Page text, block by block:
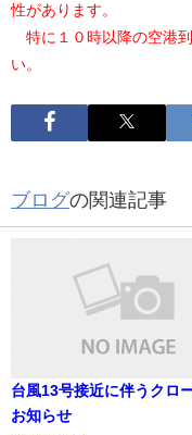
性があります。
特に１０時以降の空港
い。
ブログの関連記事
台風13号接近に伴うクロ
お知らせ